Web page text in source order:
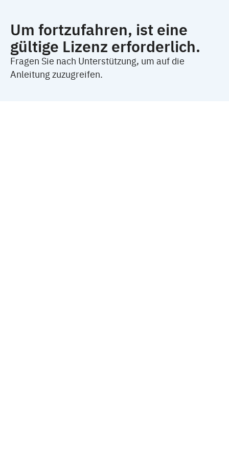
Um fortzufahren, ist eine
gültige Lizenz erforderlich.
Fragen Sie nach Unterstützung, um auf die
Anleitung zuzugreifen.